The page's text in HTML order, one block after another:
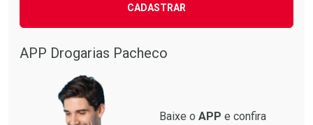
CADASTRAR
APP Drogarias Pacheco
Baixe o APP e confira